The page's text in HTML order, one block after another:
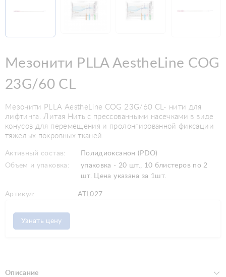
Мезонити PLLA AestheLine COG
23G/60 CL
Мезонити PLLA AestheLine COG 23G/60 CL- нити для
лифтинга. Литая Нить с прессованными насечками в виде
конусов для перемещения и пролонгированной фиксации
тяжелых покровных тканей.
Активный состав:
Полидиоксанон (PDO)
Объем и упаковка:
упаковка - 20 шт., 10 блистеров по 2
шт. Цена указана за 1шт.
Артикул: ATL027
Узнать цену
Описание